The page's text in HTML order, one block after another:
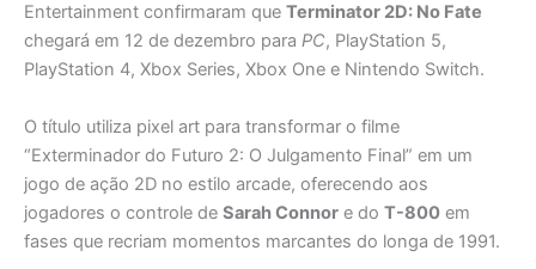
Entertainment confirmaram que Terminator 2D: No Fate
chegará em 12 de dezembro para PC, PlayStation 5,
PlayStation 4, Xbox Series, Xbox One e Nintendo Switch.
O título utiliza pixel art para transformar o filme
“Exterminador do Futuro 2: O Julgamento Final” em um
jogo de ação 2D no estilo arcade, oferecendo aos
jogadores o controle de Sarah Connor e do T-800 em
fases que recriam momentos marcantes do longa de 1991.